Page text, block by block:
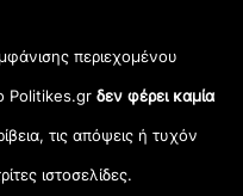
περιεχομένου
Politikes.grδεν φέρει καμία
τις απόψεις ή τυχόν
ιστοσελίδες.